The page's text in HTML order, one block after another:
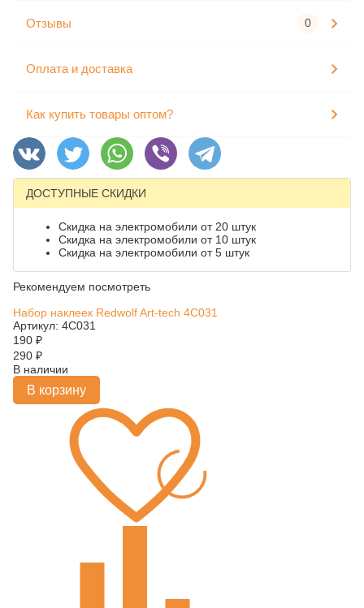
Отзывы 0
Оплата и доставка
Как купить товары оптом?
ДОСТУПНЫЕ СКИДКИ
Скидка на электромобили от 20 штук
Скидка на электромобили от 10 штук
Скидка на электромобили от 5 штук
Рекомендуем посмотреть
Набор наклеек Redwolf Art-tech 4C031
Артикул: 4C031
190 ₽
290 ₽
В наличии
В корзину